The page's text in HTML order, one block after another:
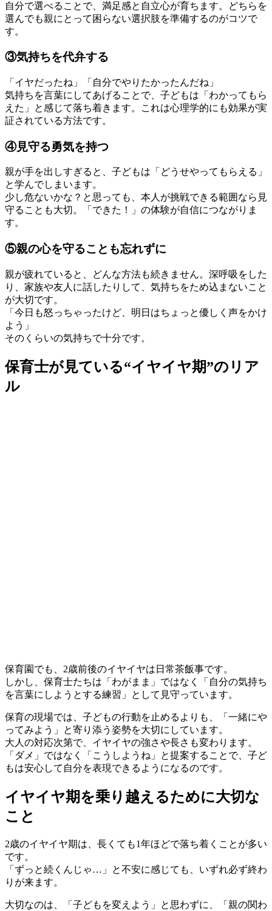
自分で選べることで、満足感と自立心が育ちます。どちらを
選んでも親にとって困らない選択肢を準備するのがコツで
す。
③気持ちを代弁する
「イヤだったね」「自分でやりたかったんだね」
気持ちを言葉にしてあげることで、子どもは「わかってもら
えた」と感じて落ち着きます。これは心理学的にも効果が実
証されている方法です。
④見守る勇気を持つ
親が手を出しすぎると、子どもは「どうせやってもらえる」
と学んでしまいます。
少し危ないかな？と思っても、本人が挑戦できる範囲なら見
守ることも大切。「できた！」の体験が自信につながりま
す。
⑤親の心を守ることも忘れずに
親が疲れていると、どんな方法も続きません。深呼吸をした
り、家族や友人に話したりして、気持ちをため込まないこと
が大切です。
「今日も怒っちゃったけど、明日はちょっと優しく声をかけ
よう」
そのくらいの気持ちで十分です。
保育士が見ている“イヤイヤ期”のリア
ル
保育園でも、2歳前後のイヤイヤは日常茶飯事です。
しかし、保育士たちは「わがまま」ではなく「自分の気持ち
を言葉にしようとする練習」として見守っています。
保育の現場では、子どもの行動を止めるよりも、「一緒にや
ってみよう」と寄り添う姿勢を大切にしています。
大人の対応次第で、イヤイヤの強さや長さも変わります。
「ダメ」ではなく「こうしようね」と提案することで、子ど
もは安心して自分を表現できるようになるのです。
イヤイヤ期を乗り越えるために大切な
こと
2歳のイヤイヤ期は、長くても1年ほどで落ち着くことが多い
です。
「ずっと続くんじゃ…」と不安に感じても、いずれ必ず終わ
りが来ます。
大切なのは、「子どもを変えよう」と思わずに、「親の関わ